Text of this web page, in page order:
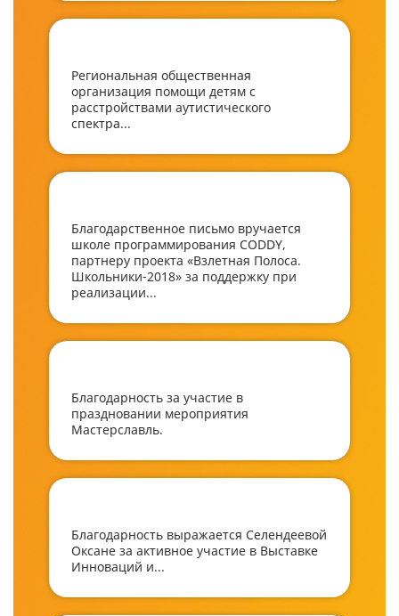
Региональная общественная
организация помощи детям с
расстройствами аутистического
спектра...
Благодарственное письмо вручается
школе программирования CODDY,
партнеру проекта «Взлетная Полоса.
Школьники-2018» за поддержку при
реализации...
Благодарность за участие в
праздновании мероприятия
Мастерславль.
Благодарность выражается Селендеевой
Оксане за активное участие в Выставке
Инноваций и...